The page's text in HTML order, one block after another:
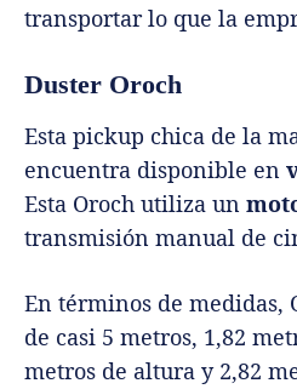
transportar lo que la
Duster Oroch
Esta pickup chica de la
encuentra disponible en
Esta Oroch utiliza un
transmisión manual de
En términos de medidas,
de casi 5 metros, 1,82
metros de altura y 2,82